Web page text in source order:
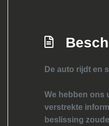
De auto rijdt en
We hebben ons
verstrekte
beslissing